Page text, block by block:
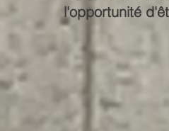
l'opportunité